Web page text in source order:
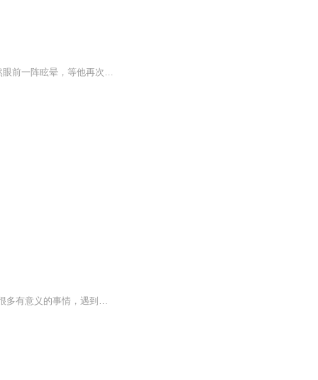
“终于能玩我的世界了！”小明起身来到电脑桌前，点击了电脑上的一个软件，我的世界。突然眼前一阵眩晕，等他再次醒来时发现自己的旁边有扇发光的门，Him的身影竟出现在旁边！他突然被吸了进去……就此展开一段惊心动魄的冒险之旅……
史蒂夫和他的弟弟瑞恩厌倦了在城镇的无聊生活，于是决定去冒险，他们在冒险途中遇到了很多有意义的事情，遇到了很多要好的朋友，但不幸的事情发生了，他们得到了一个不好的消息：怪物王们决定征服世界，战火烧到了他们的家乡，那么史蒂夫和瑞恩和他们的朋友能否打败黑恶势力吗，请关注《我的世界：史蒂夫和瑞恩的冒险》creeper_kmh /著。（全原创）未经允许，严禁转载！！！！欢迎收听，每天都有更新。已完更